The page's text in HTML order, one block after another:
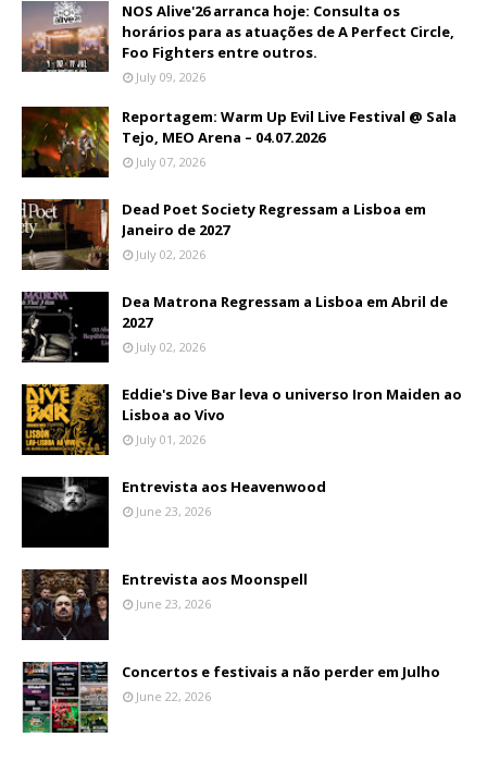
NOS Alive'26 arranca hoje: Consulta os
horários para as atuações de A Perfect Circle,
Foo Fighters entre outros.
July 09, 2026
Reportagem: Warm Up Evil Live Festival @ Sala
Tejo, MEO Arena – 04.07.2026
July 07, 2026
Dead Poet Society Regressam a Lisboa em
Janeiro de 2027
July 02, 2026
Dea Matrona Regressam a Lisboa em Abril de
2027
July 02, 2026
Eddie's Dive Bar leva o universo Iron Maiden ao
Lisboa ao Vivo
July 01, 2026
Entrevista aos Heavenwood
June 23, 2026
Entrevista aos Moonspell
June 23, 2026
Concertos e festivais a não perder em Julho
June 22, 2026